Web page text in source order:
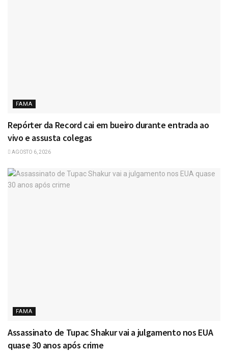
FAMA
Repórter da Record cai em bueiro durante entrada ao
vivo e assusta colegas
AGOSTO 6, 2026
FAMA
Assassinato de Tupac Shakur vai a julgamento nos EUA
quase 30 anos após crime